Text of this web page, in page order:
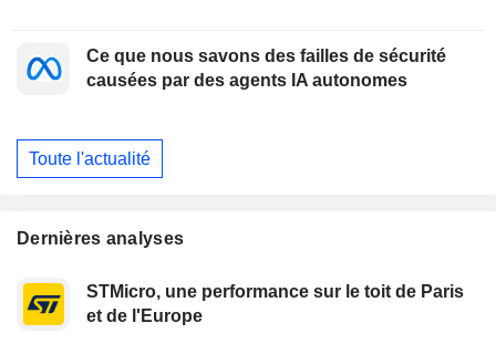
Ce que nous savons des failles de sécurité
causées par des agents IA autonomes
Toute l'actualité
Dernières analyses
STMicro, une performance sur le toit de Paris
et de l'Europe